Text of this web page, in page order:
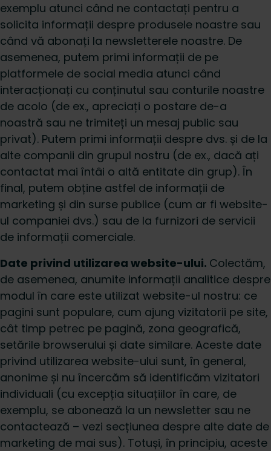
exemplu atunci când ne contactați pentru a
solicita informații despre produsele noastre sau
când vă abonați la newsletterele noastre. De
asemenea, putem primi informații de pe
platformele de social media atunci când
interacționați cu conținutul sau conturile noastre
de acolo (de ex., apreciați o postare de-a
noastră sau ne trimiteți un mesaj public sau
privat). Putem primi informații despre dvs. și de la
alte companii din grupul nostru (de ex., dacă ați
contactat mai întâi o altă entitate din grup). În
final, putem obține astfel de informații de
marketing și din surse publice (cum ar fi website-
ul companiei dvs.) sau de la furnizori de servicii
de informații comerciale.
Date privind utilizarea website-ului. Colectăm,
de asemenea, anumite informații analitice despre
modul în care este utilizat website-ul nostru: ce
pagini sunt populare, cum ajung vizitatorii pe site,
cât timp petrec pe pagină, zona geografică,
setările browserului și date similare. Aceste date
privind utilizarea website-ului sunt, în general,
anonime și nu încercăm să identificăm vizitatori
individuali (cu excepția situațiilor în care, de
exemplu, se abonează la un newsletter sau ne
contactează – vezi secțiunea despre alte date de
marketing de mai sus). Totuși, în principiu, aceste